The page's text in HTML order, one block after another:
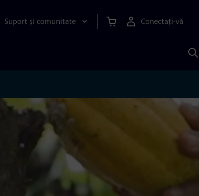
Suport și comunitate Conectați-vă